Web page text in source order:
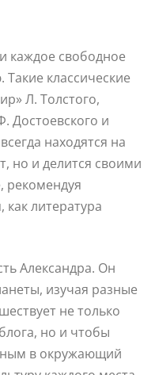
каждое свободное
классические
Л. Толстого,
Достоевского и
находятся на
но и делится своими
рекомендуя
литература
Александра. Он
изучая разные
не только
но и чтобы
в окружающий